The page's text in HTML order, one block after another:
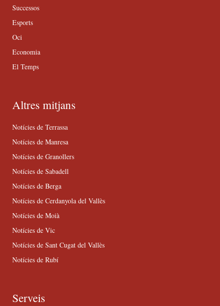
Successos
Esports
Oci
Economia
El Temps
Altres mitjans
Notícies de Terrassa
Notícies de Manresa
Notícies de Granollers
Notícies de Sabadell
Notícies de Berga
Notícies de Cerdanyola del Vallès
Notícies de Moià
Notícies de Vic
Notícies de Sant Cugat del Vallès
Notícies de Rubí
Serveis